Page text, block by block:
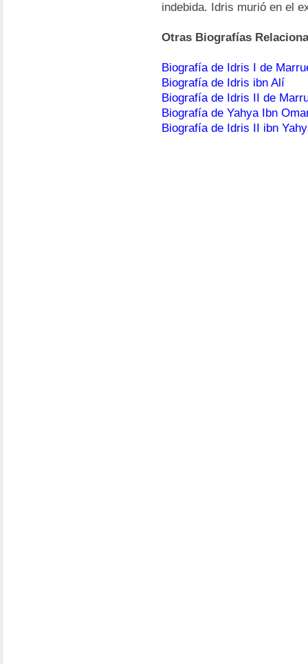
indebida. Idris murió en el
Otras Biografías
Biografía de Idris I de
Biografía de Idris ibn Alí
Biografía de Idris II de
Biografía de Yahya Ibn
Biografía de Idris II ibn